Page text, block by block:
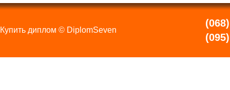
Купить диплом © DiplomSeven